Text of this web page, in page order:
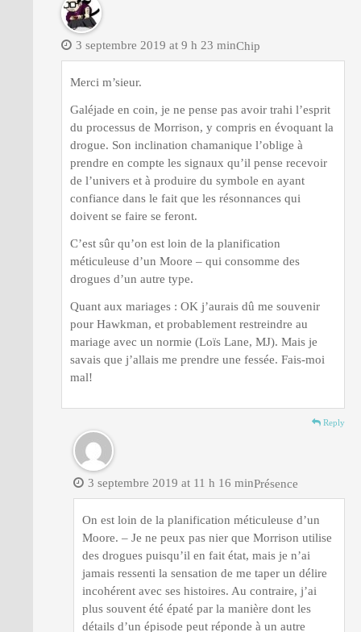
Chip
3 septembre 2019 at 9 h 23 min
Merci m’sieur.
Galéjade en coin, je ne pense pas avoir trahi l’esprit
du processus de Morrison, y compris en évoquant la
drogue. Son inclination chamanique l’oblige à
prendre en compte les signaux qu’il pense recevoir
de l’univers et à produire du symbole en ayant
confiance dans le fait que les résonnances qui
doivent se faire se feront.
C’est sûr qu’on est loin de la planification
méticuleuse d’un Moore – qui consomme des
drogues d’un autre type.
Quant aux mariages : OK j’aurais dû me souvenir
pour Hawkman, et probablement restreindre au
mariage avec un normie (Loïs Lane, MJ). Mais je
savais que j’allais me prendre une fessée. Fais-moi
mal!
Reply
Présence
3 septembre 2019 at 11 h 16 min
On est loin de la planification méticuleuse d’un
Moore. – Je ne peux pas nier que Morrison utilise
des drogues puisqu’il en fait état, mais je n’ai
jamais ressenti la sensation de me taper un délire
incohérent avec ses histoires. Au contraire, j’ai
plus souvent été épaté par la manière dont les
détails d’un épisode peut réponde à un autre